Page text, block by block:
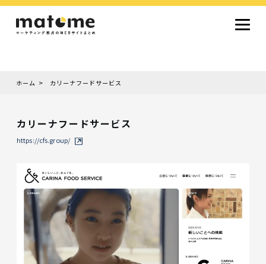
採用サイト
コーポレートサイト
オウンドメディア
ランディングページ
サービスサイト
Design
シンプルデザイン
クール・モダン
ナチュラル・温もり系
和風・ジャパニーズ
雑誌風・エディトリアル
イラスト
ミニマルデザイン
タイポグラフィ重視
グラデーション
高級感・ラグジュアリー
グリッドデザイン
フラットデザイン
モーション・アニメーション
テクスチャ・素材感
シングルページ
Color
色から探す
カラフル・多色
シルバー・銀色
ゴールド・金色
パープル・紫色
ブラウン・茶色
グリーン・緑色
ブルー・青色
イエロー・黄色
オレンジ・橙色
レッド・赤色
ピンク・桃色
グレー・灰色
ブラック・黒色
ホワイト・白色
ライトブルー・水色
ネイビー・紺色
Service
業種・職種から探す
ホーム カリーナフードサービス
カリーナフードサービス
https://cfs.group/